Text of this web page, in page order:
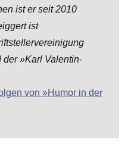
ist er seit 2010
ist
der »Karl Valentin-
von »Humor in der